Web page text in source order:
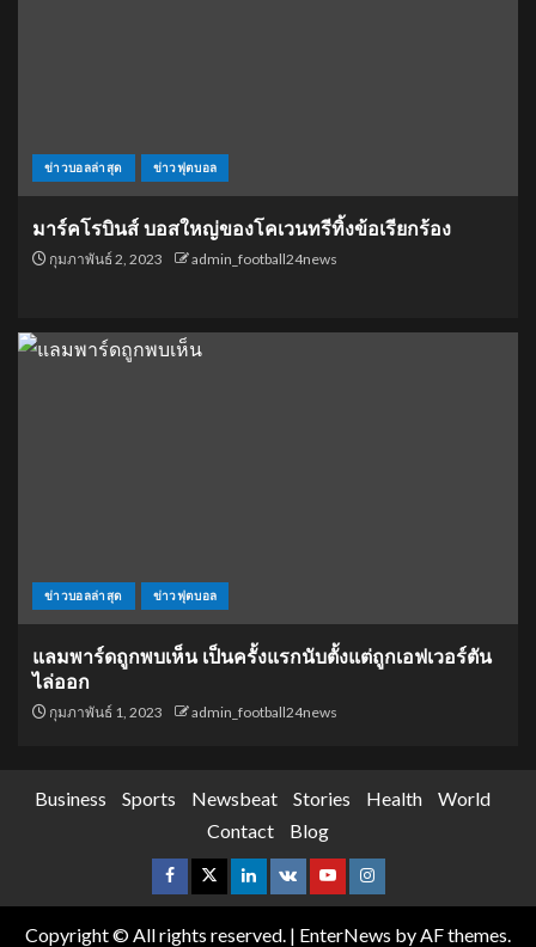
ข่าวบอลล่าสุด ข่าวฟุตบอล
มาร์คโรบินส์ บอสใหญ่ของโคเวนทรีทิ้งข้อเรียกร้อง
กุมภาพันธ์ 2, 2023 admin_football24news
ข่าวบอลล่าสุด ข่าวฟุตบอล
แลมพาร์ดถูกพบเห็น เป็นครั้งแรกนับตั้งแต่ถูกเอฟเวอร์ตัน
ไล่ออก
กุมภาพันธ์ 1, 2023 admin_football24news
Business Sports Newsbeat Stories Health
World
Contact
Blog
Copyright © All rights reserved. | EnterNews by AF themes.